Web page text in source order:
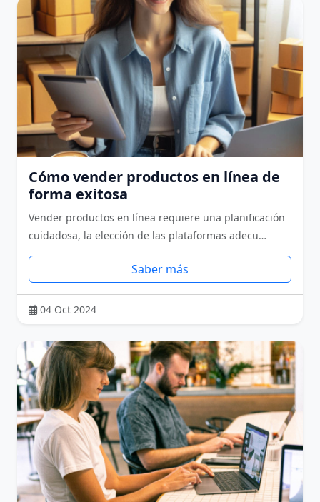
Cómo vender productos en línea de
forma exitosa
Vender productos en línea requiere una planificación
cuidadosa, la elección de las plataformas adecu…
Saber más
04 Oct 2024